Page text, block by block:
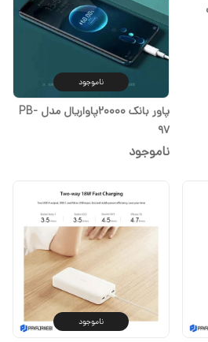
ناموجود
پاور بانک 20000پاواریال مدل PB-
97
ناموجود
ناموجود